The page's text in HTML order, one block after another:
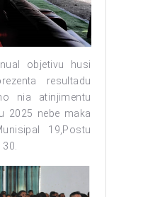
objetivu husi
resultadu
nia atinjimentu
2025 nebe maka
19,Postu